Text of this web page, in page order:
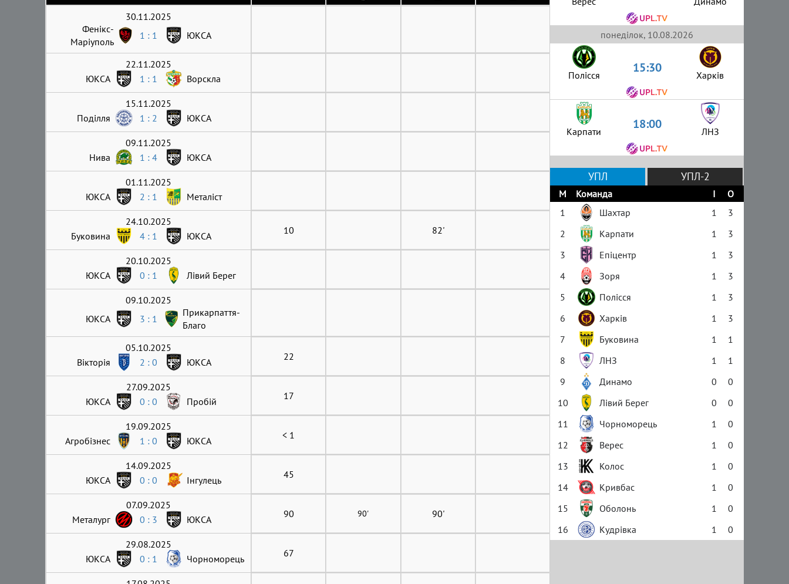
30.11.2025
Фенікс-
Маріуполь
1 : 1 ЮКСА
22.11.2025
ЮКСА
1 : 1 Ворскла
15.11.2025
Поділля
1 : 2 ЮКСА
09.11.2025
Нива
1 : 4 ЮКСА
01.11.2025
ЮКСА
2 : 1 Металіст
24.10.2025
Буковина
4 : 1 ЮКСА 10 82'
20.10.2025
ЮКСА
0 : 1 Лівий Берег
09.10.2025
ЮКСА
3 : 1
Прикарпаття-
Благо
05.10.2025
Вікторія
2 : 0 ЮКСА 22
27.09.2025
ЮКСА
0 : 0 Пробій 17
19.09.2025
Агробізнес
1 : 0 ЮКСА < 1
14.09.2025
ЮКСА
0 : 0 Інгулець 45
07.09.2025
Металург
0 : 3 ЮКСА 90 90' 90'
29.08.2025
ЮКСА
0 : 1 Чорноморець 67
понеділок, 10.08.2026
Полісся 15:30 Харків
Карпати 18:00 ЛНЗ
УПЛ УПЛ-2
М Команда І
О
1
Шахтар 1
3
2
Карпати 1
3
3
Епіцентр 1
3
4
Зоря 1
3
5
Полісся 1
3
6
Харків 1
3
7
Буковина 1
1
8
ЛНЗ 1
1
9
Динамо 0
0
10
Лівий Берег 0
0
11
Чорноморець 1
0
12
Верес 1
0
13
Колос 1
0
14
Кривбас 1
0
15
Оболонь 1
0
16
Кудрівка 1 0